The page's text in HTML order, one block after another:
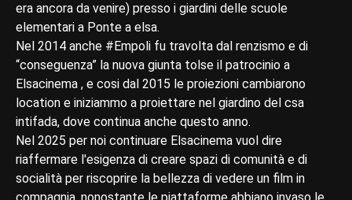
era ancora da venire) presso i giardini delle scuole
elementari a Ponte a elsa.
Nel 2014 anche #Empoli fu travolta dal renzismo e di
“conseguenza” la nuova giunta tolse il patrocinio a
Elsacinema , e cosi dal 2015 le proiezioni cambiarono
location e iniziammo a proiettare nel giardino del csa
intifada, dove continua anche questo anno.
Nel 2025 per noi continuare Elsacinema vuol dire
riaffermare l'esigenza di creare spazi di comunità e di
socialità per riscoprire la bellezza di vedere un film in